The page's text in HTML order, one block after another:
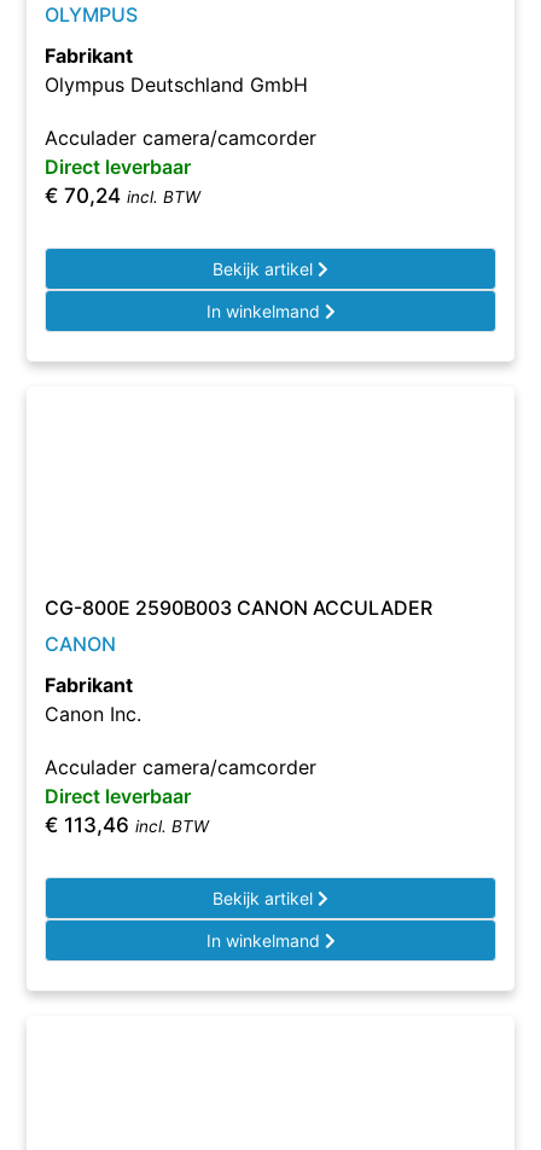
OLYMPUS
Fabrikant
Olympus Deutschland GmbH
Acculader camera/camcorder
Direct leverbaar
€ 70,24 incl. BTW
Bekijk artikel
In winkelmand
CG-800E 2590B003 CANON ACCULADER
CANON
Fabrikant
Canon Inc.
Acculader camera/camcorder
Direct leverbaar
€ 113,46 incl. BTW
Bekijk artikel
In winkelmand